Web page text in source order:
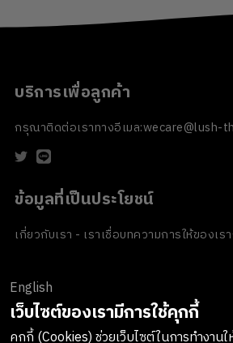
บริการเพื่อลูกค้า
กรุณาติดต่อเราทางอีเมล:wecare@lush-
ข้อมูลที่เป็นประโยชน์
เกี่ยวกับเรา - เราเชื่อบทความการให้ของเรา
ช่องทางการชำระเงิน
English
เว็บไซต์ของเรามีการใช้คุกกี้
คุกกี้ (Cookies) ช่วยเว็บไซต์ในการทำงาน